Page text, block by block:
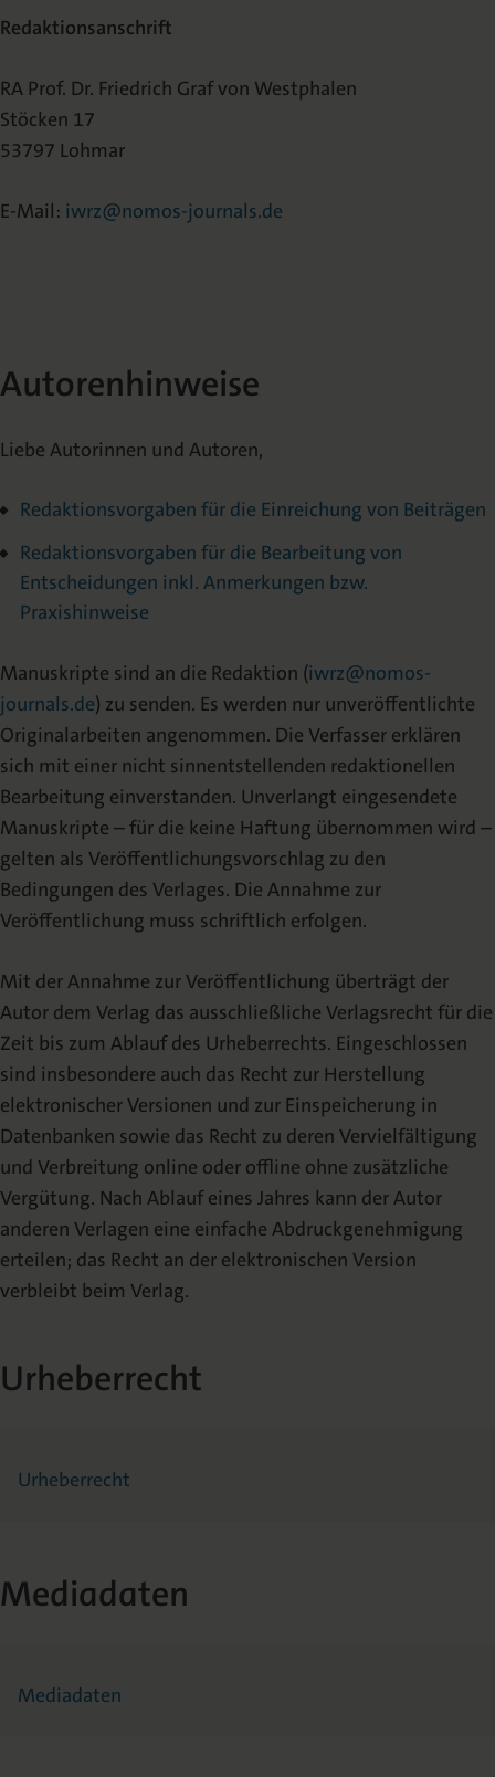
Redaktionsanschrift
RA Prof. Dr. Friedrich Graf von Westphalen
Stöcken 17
53797 Lohmar
E-Mail: iwrz@nomos-journals.de
Autorenhinweise
Liebe Autorinnen und Autoren,
Redaktionsvorgaben für die Einreichung von Beiträgen
Redaktionsvorgaben für die Bearbeitung von
Entscheidungen inkl. Anmerkungen bzw.
Praxishinweise
Manuskripte sind an die Redaktion (iwrz@nomos-
journals.de) zu senden. Es werden nur unveröffentlichte
Originalarbeiten angenommen. Die Verfasser erklären
sich mit einer nicht sinnentstellenden redaktionellen
Bearbeitung einverstanden. Unverlangt eingesendete
Manuskripte – für die keine Haftung übernommen wird –
gelten als Veröffentlichungsvorschlag zu den
Bedingungen des Verlages. Die Annahme zur
Veröffentlichung muss schriftlich erfolgen.
Mit der Annahme zur Veröffentlichung überträgt der
Autor dem Verlag das ausschließliche Verlagsrecht für die
Zeit bis zum Ablauf des Urheberrechts. Eingeschlossen
sind insbesondere auch das Recht zur Herstellung
elektronischer Versionen und zur Einspeicherung in
Datenbanken sowie das Recht zu deren Vervielfältigung
und Verbreitung online oder offline ohne zusätzliche
Vergütung. Nach Ablauf eines Jahres kann der Autor
anderen Verlagen eine einfache Abdruckgenehmigung
erteilen; das Recht an der elektronischen Version
verbleibt beim Verlag.
Urheberrecht
Urheberrecht
Mediadaten
Mediadaten